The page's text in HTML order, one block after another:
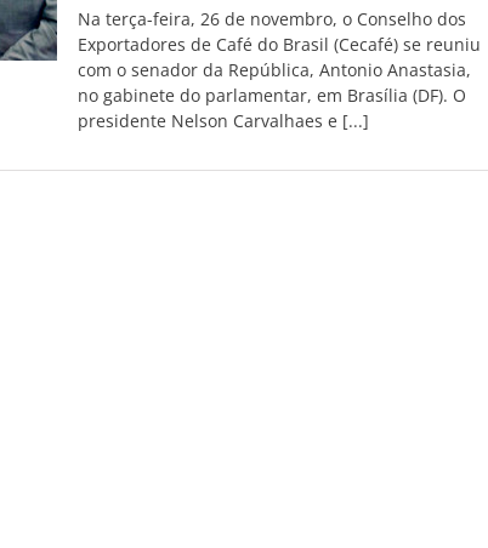
Na terça-feira, 26 de novembro, o Conselho dos
Exportadores de Café do Brasil (Cecafé) se reuniu
com o senador da República, Antonio Anastasia,
no gabinete do parlamentar, em Brasília (DF). O
presidente Nelson Carvalhaes e [...]